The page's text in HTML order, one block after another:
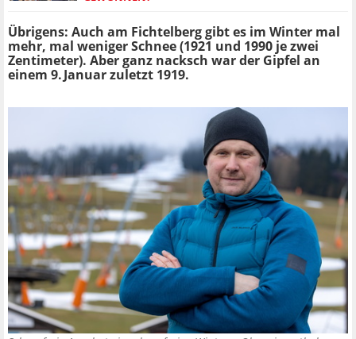
Übrigens: Auch am Fichtelberg gibt es im Winter mal
mehr, mal weniger Schnee (1921 und 1990 je zwei
Zentimeter). Aber ganz nacksch war der Gipfel an
einem 9. Januar zuletzt 1919.